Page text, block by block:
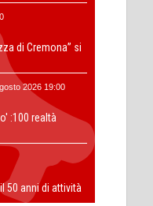
di Cremona” si
2026 19:00
:100 realtà
50 anni di attività